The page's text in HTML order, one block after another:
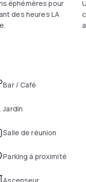
éphémères pour
des heures LA
Bar / Café
Jardin
Salle de réunion
Parking à proximité